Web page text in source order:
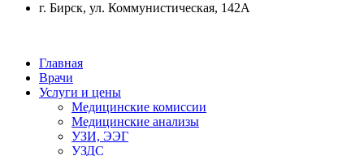
г. Бирск, ул. Коммунистическая, 142А
Главная
Врачи
Услуги и цены
Медицинские комиссии
Медицинские анализы
УЗИ, ЭЭГ
УЗДС